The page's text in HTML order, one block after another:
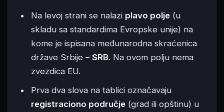
Na levoj strani se nalazi plavo polje (u
skladu sa standardima Evropske unije) na
kome je ispisana međunarodna skraćenica
države Srbije –SRB. Na ovom polju nema
zvezdica EU.
Prva dva slova na tablici označavaju
registraciono područje (grad ili opštinu) u